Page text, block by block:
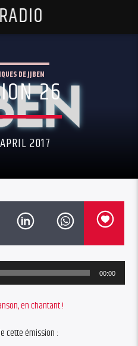
DE JJBEN26
2017
00:00
en chantant !
cette émission :